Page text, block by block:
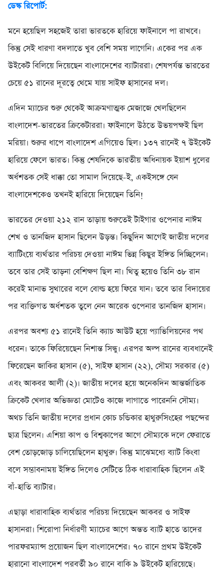
ডেস্ক রিপোর্ট:
মনে হয়েছিল সহজেই তারা ভারতকে হারিয়ে ফাইনালে পা রাখবে।
কিন্তু সেই ধারণা বদলাতে খুব বেশি সময় লাগেনি। একের পর এক
উইকেট বিলিয়ে দিয়েছেন বাংলাদেশের ব্যাটাররা। শেষপর্যন্ত ভারতের
চেয়ে ৫১ রানের দূরত্বে থেমে যায় সাইফ হাসানের দল।
এদিন ম্যাচের শুরু থেকেই আক্রমণাত্মক মেজাজে খেলছিলেন
বাংলাদেশ-ভারতের ক্রিকেটাররা। ফাইনালে উঠতে উভয়পক্ষই ছিল
মরিয়া। শুরুর ধাপে বাংলাদেশ এগিয়েও ছিল। ১৩৭ রানেই ৭ উইকেট
হারিয়ে ফেলে ভারত। কিন্তু শেষদিকে ভারতীয় অধিনায়ক ইয়াশ ধুলের
অর্ধশতক সেই ধাক্কা তো সামাল দিয়েছে-ই, একইসঙ্গে যেন
বাংলাদেশকেও তখনই হারিয়ে দিয়েছেন তিনি!
ভারতের দেওয়া ২১২ রান তাড়ায় শুরুতেই টাইগার ওপেনার নাঈম
শেখ ও তানজিদ হাসান ছিলেন উড়ন্ত। কিছুদিন আগেই জাতীয় দলের
ব্যাটিংয়ে ব্যর্থতার পরিচয় দেওয়া নাঈম ভিন্ন কিছুর ইঙ্গিত দিচ্ছিলেন।
তবে তার সেই তাড়না বেশিক্ষণ ছিল না। থিতু হয়েও তিনি ৩৮ রান
করেই মানাভ সুথারের বলে বোল্ড হয়ে ফিরে যান। তবে তার বিদায়ের
পর ব্যক্তিগত অর্ধশতক তুলে নেন আরেক ওপেনার তানজিদ হাসান।
এরপর অবশ্য ৫১ রানেই তিনি ক্যাচ আউট হয়ে প্যাভিলিয়নের পথ
ধরেন। তাকে ফিরিয়েছেন নিশান্ত সিন্ধু। এরপর অল্প রানের ব্যবধানেই
ফিরেছেন জাকির হাসান (৫), সাইফ হাসান (২২), সৌম্য সরকার (৫)
এবং আকবর আলী (২)। জাতীয় দলের হয়ে অনেকদিন আন্তর্জাতিক
ক্রিকেট খেলার অভিজ্ঞতা মোটেও কাজে লাগাতে পারেননি সৌম্য।
অথচ তিনি জাতীয় দলের প্রধান কোচ চন্ডিকার হাথুরুসিংহের পছন্দের
ছাত্র ছিলেন। এশিয়া কাপ ও বিশ্বকাপের আগে সৌম্যকে দলে ফেরাতে
বেশ তোড়জোড় চালিয়েছিলেন হাথুরু। কিন্তু মাঝেমধ্যে ব্যাট কিংবা
বলে সম্ভাবনাময় ইঙ্গিত দিলেও সেটিতে ঠিক ধারাবাহিক ছিলেন এই
বাঁ-হাতি ব্যাটার।
এছাড়া ধারাবাহিক ব্যর্থতার পরিচয় দিয়েছেন আকবর ও সাইফ
হাসানরা। শিরোপা নির্ধারণী ম্যাচের আগে অন্তত ব্যাট হাতে তাদের
পারফরম্যান্স প্রয়োজন ছিল বাংলাদেশের। ৭০ রানে প্রথম উইকেট
হারানো বাংলাদেশ পরবর্তী ৯০ রানে বাকি ৯ উইকেট হারিয়েছে।